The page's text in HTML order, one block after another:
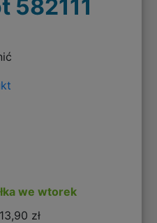
582111
we wtorek
13,90 zł